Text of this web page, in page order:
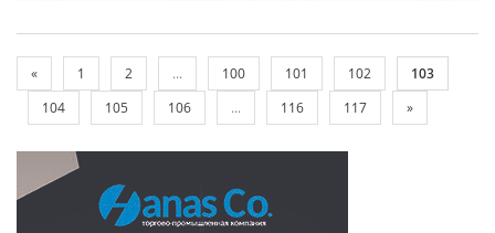
« 1 2 ... 100 101 102
103
104
105 106 ... 116 117 »